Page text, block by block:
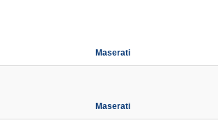
Maserati
Maserati